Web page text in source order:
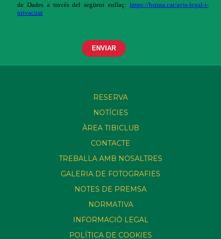
RESERVA
NOTÍCIES
ÀREA TIBICLUB
CONTACTE
TREBALLA AMB NOSALTRES
GALERIA DE FOTOGRAFIES
NOTES DE PREMSA
NORMATIVA
INFORMACIÓ LEGAL
POLÍTICA DE COOKIES